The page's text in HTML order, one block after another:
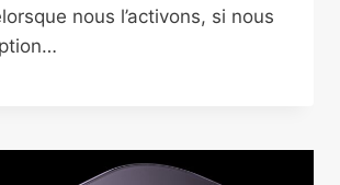
nous l’activons, si nous